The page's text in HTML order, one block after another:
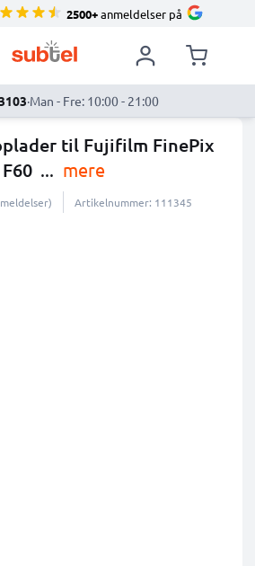
2500+anmeldelser på
·Man - Fre: 10:00 - 21:00
til Fujifilm FinePix
... mere
Artikelnummer: 111345